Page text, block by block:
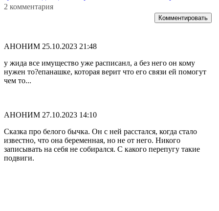
2 комментария
Комментировать
АНОНИМ 25.10.2023 21:48
у жида все имущество уже расписанл, а без него он кому
нужен то?епанашке, которая верит что его связи ей помогут
чем то...
АНОНИМ 27.10.2023 14:10
Сказка про белого бычка. Он с ней расстался, когда стало
известно, что она беременная, но не от него. Никого
записывать на себя не собирался. С какого перепугу такие
подвиги.